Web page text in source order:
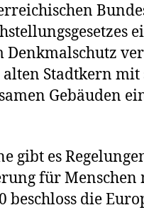
Denkmalschutz
Stadtkern mit
Gebäuden
gibt es
für Menschen
beschloss die